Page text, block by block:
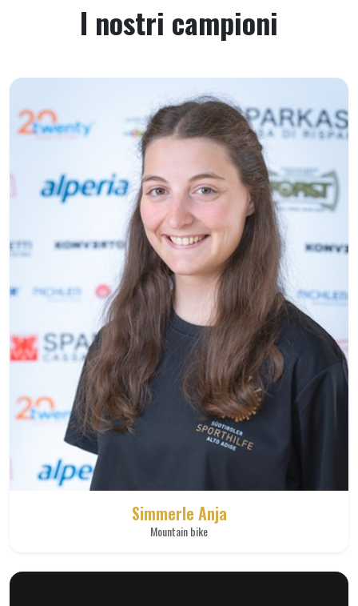
I nostri campioni
Simmerle Anja
Mountain bike